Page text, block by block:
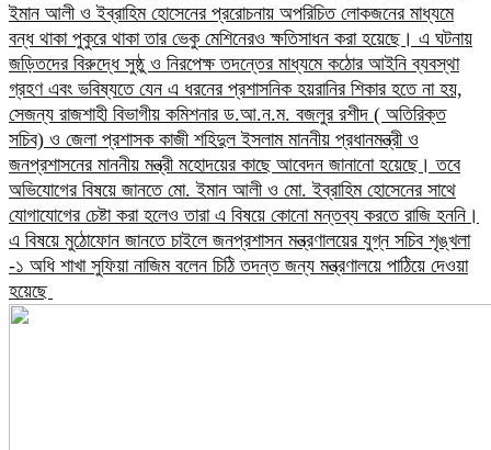
ইমান আলী ও ইব্রাহিম হোসেনের প্ররোচনায় অপরিচিত লোকজনের মাধ্যমে
বন্ধ থাকা পুকুরে থাকা তার ভেকু মেশিনেরও ক্ষতিসাধন করা হয়েছে।​ এ ঘটনায়
জড়িতদের বিরুদ্ধে সুষ্ঠু ও নিরপেক্ষ তদন্তের মাধ্যমে কঠোর আইনি ব্যবস্থা
গ্রহণ এবং ভবিষ্যতে যেন এ ধরনের প্রশাসনিক হয়রানির শিকার হতে না হয়,
সেজন্য রাজশাহী বিভাগীয় কমিশনার ড.আ.ন.ম. বজলুর রশীদ ( অতিরিক্ত
সচিব) ও জেলা প্রশাসক কাজী শহিদুল ইসলাম মাননীয় প্রধানমন্ত্রী ও
জনপ্রশাসনের মাননীয় মন্ত্রী মহোদয়ের কাছে আবেদন জানানো হয়েছে।​ তবে
অভিযোগের বিষয়ে জানতে মো. ইমান আলী ও মো. ইব্রাহিম হোসেনের সাথে
যোগাযোগের চেষ্টা করা হলেও তারা এ বিষয়ে কোনো মন্তব্য করতে রাজি হননি।
এ বিষয়ে মুঠোফোন জানতে চাইলে জনপ্রশাসন মন্ত্রণালয়ের যুগ্ন সচিব শৃঙ্খলা
-১ অধি শাখা সুফিয়া নাজিম বলেন চিঠি তদন্ত জন্য মন্ত্রণালয়ে পাঠিয়ে দেওয়া
হয়েছে ​